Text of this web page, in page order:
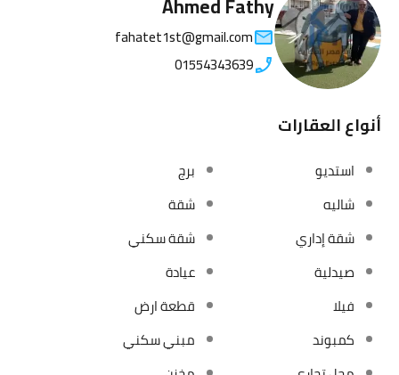
fahatet1st@gmail.com
01554343639
أنواع العقارات
استديو
برج
شاليه
شقة
شقة إداري
شقة سكني
صيدلية
عيادة
فيلا
قطعة ارض
كمبوند
مبني سكني